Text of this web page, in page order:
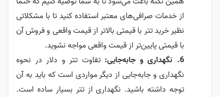
از خدمات صرافی‌های معتبر استفاده کنید تا با مشکلاتی
نظیر خرید تتر با قیمتی بالاتر از قیمت واقعی و فروش آن
با قیمتی پایین‌تر از قیمت واقعی مواجه نشوید.
نگهداری و جابه‌جایی: تفاوت تتر و دلار در نحوه
نگهداری و جابه‌جایی از دیگر مواردی است که باید به آن
توجه داشته باشید. نگهداری از تتر بسیار ساده است.